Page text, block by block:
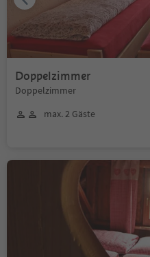
Doppelzimmer
Doppelzimmer
max. 2 Gäste